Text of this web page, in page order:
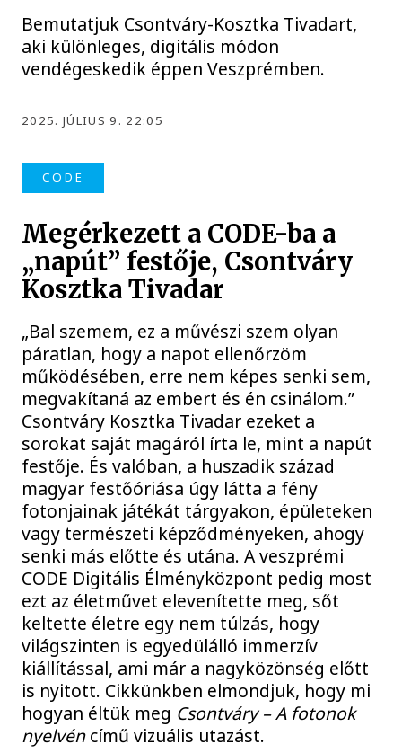
Bemutatjuk Csontváry-Kosztka Tivadart,
aki különleges, digitális módon
vendégeskedik éppen Veszprémben.
2025. JÚLIUS 9. 22:05
CODE
Megérkezett a CODE-ba a
„napút” festője, Csontváry
Kosztka Tivadar
„Bal szemem, ez a művészi szem olyan
páratlan, hogy a napot ellenőrzöm
működésében, erre nem képes senki sem,
megvakítaná az embert és én csinálom.”
Csontváry Kosztka Tivadar ezeket a
sorokat saját magáról írta le, mint a napút
festője. És valóban, a huszadik század
magyar festőóriása úgy látta a fény
fotonjainak játékát tárgyakon, épületeken
vagy természeti képződményeken, ahogy
senki más előtte és utána. A veszprémi
CODE Digitális Élményközpont pedig most
ezt az életművet elevenítette meg, sőt
keltette életre egy nem túlzás, hogy
világszinten is egyedülálló immerzív
kiállítással, ami már a nagyközönség előtt
is nyitott. Cikkünkben elmondjuk, hogy mi
hogyan éltük meg Csontváry – A fotonok
nyelvéncímű vizuális utazást.